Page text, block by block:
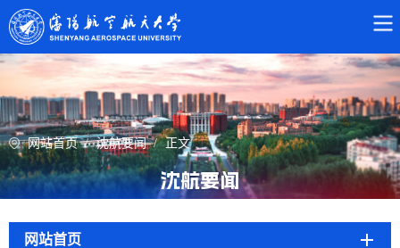
网站首页 / 沈航要闻 / 正文
沈航要闻
网站首页